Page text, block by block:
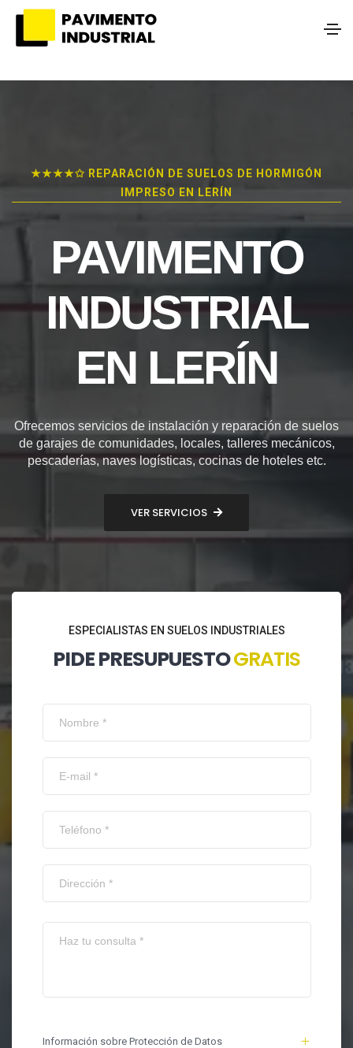
★★★★✩ REPARACIÓN DE SUELOS DE HORMIGÓN
IMPRESO EN LERÍN
PAVIMENTO
INDUSTRIAL
EN LERÍN
Ofrecemos servicios de instalación y reparación de suelos
de garajes de comunidades, locales, talleres mecánicos,
pescaderías, naves logísticas, cocinas de hoteles etc.
VER SERVICIOS
ESPECIALISTAS EN SUELOS INDUSTRIALES
PIDE PRESUPUESTOGRATIS
Información sobre Protección de Datos